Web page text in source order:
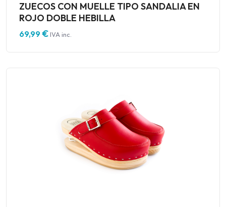
ZUECOS CON MUELLE TIPO SANDALIA EN
ROJO DOBLE HEBILLA
69,99 €IVA inc.